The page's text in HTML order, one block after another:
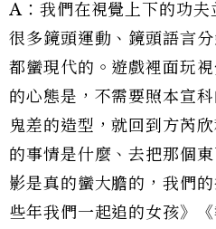
A：我們在視覺上下的功夫
很多鏡頭運動、鏡頭語言
都蠻現代的。遊戲裡面玩
的心態是，不需要照本宣
鬼差的造型，就回到方芮
的事情是什麼、去把那個
影是真的蠻大膽的，我們
些年我們一起追的女孩》